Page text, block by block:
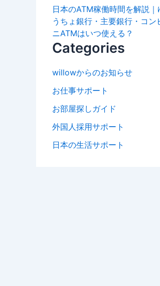
日本のATM稼働時間を解説｜
うちょ銀行・主要銀行・コン
ニATMはいつ使える？
Categories
willowからのお知らせ
お仕事サポート
お部屋探しガイド
外国人採用サポート
日本の生活サポート